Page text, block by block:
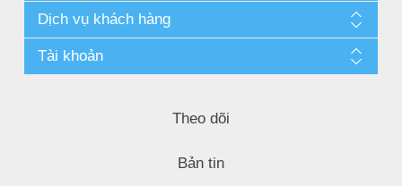
Dịch vụ khách hàng
Tài khoản
Theo dõi
Bản tin